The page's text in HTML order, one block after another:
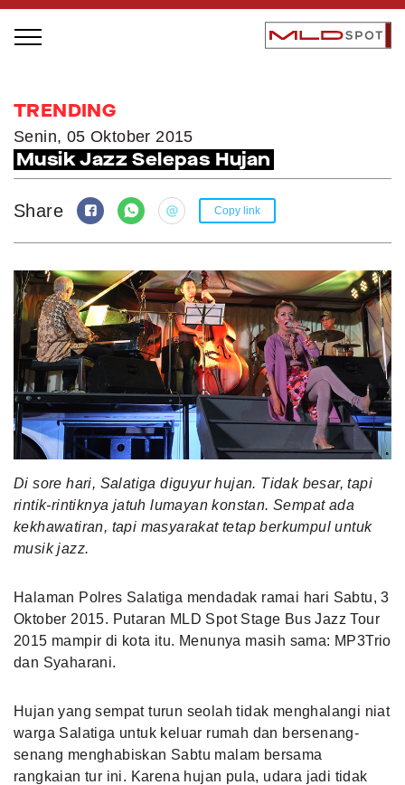
LOCAL GREATNESS
INSPIRING PEOPLE
INSPIRING PLACES
INSPIRING COMMUNITIES
TRENDING
EVENTS
MLDPODCAST
VIDEOS
MLDPOINTS
SEARCH
TRENDING
Senin, 05 Oktober 2015
Musik Jazz Selepas Hujan
Share Copy link
Di sore hari, Salatiga diguyur hujan. Tidak besar, tapi
rintik-rintiknya jatuh lumayan konstan. Sempat ada
kekhawatiran, tapi masyarakat tetap berkumpul untuk
musik jazz.
Halaman Polres Salatiga mendadak ramai hari Sabtu, 3
Oktober 2015. Putaran MLD Spot Stage Bus Jazz Tour
2015 mampir di kota itu. Menunya masih sama: MP3Trio
dan Syaharani.
Hujan yang sempat turun seolah tidak menghalangi niat
warga Salatiga untuk keluar rumah dan bersenang-
senang menghabiskan Sabtu malam bersama
rangkaian tur ini. Karena hujan pula, udara jadi tidak